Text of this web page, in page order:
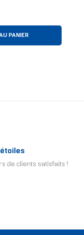
PANIER
de clients satisfaits !